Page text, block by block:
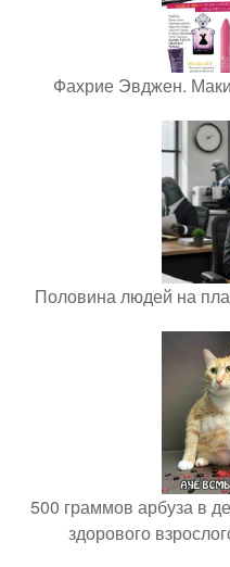
Фахрие Эвджен.
Половина людей на
500 граммов арбуза в
здорового